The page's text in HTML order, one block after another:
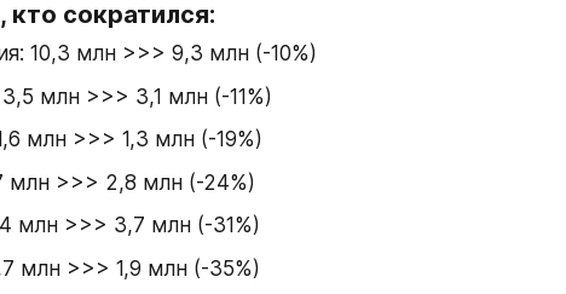
кто сократился:
10,3 млн >>> 9,3 млн (-10%)
млн >>> 3,1 млн (-11%)
млн >>> 1,3 млн (-19%)
млн >>> 2,8 млн (-24%)
млн >>> 3,7 млн (-31%)
млн >>> 1,9 млн (-35%)